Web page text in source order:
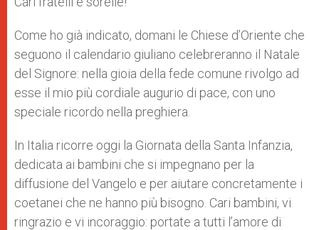
Come ho già indicato, domani le Chiese d’Oriente che
seguono il calendario giuliano celebreranno il Natale
del Signore: nella gioia della fede comune rivolgo ad
esse il mio più cordiale augurio di pace, con uno
speciale ricordo nella preghiera.
In Italia ricorre oggi la Giornata della Santa Infanzia,
dedicata ai bambini che si impegnano per la
diffusione del Vangelo e per aiutare concretamente i
coetanei che ne hanno più bisogno. Cari bambini, vi
ringrazio e vi incoraggio: portate a tutti l’amore di